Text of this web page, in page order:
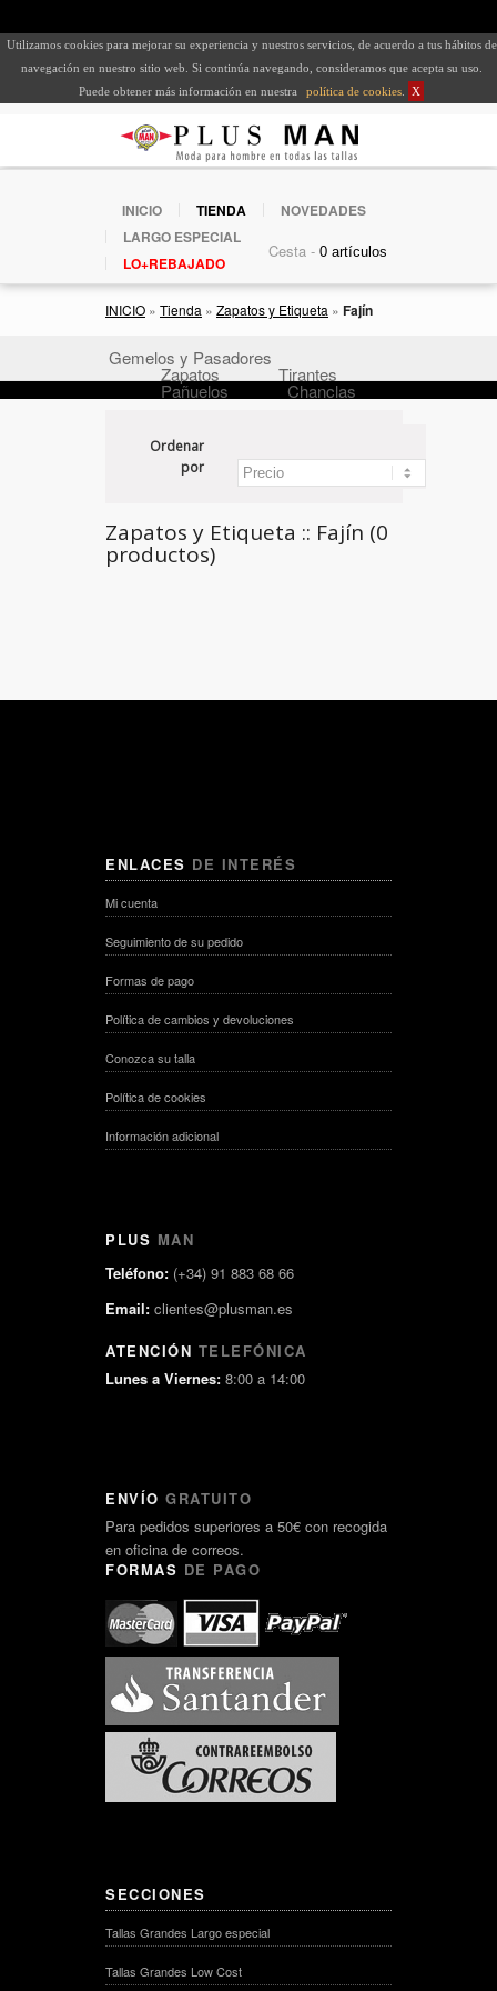
Utilizamos cookies para mejorar su experiencia y nuestros servicios, de acuerdo a tus hábitos de
navegación en nuestro sitio web. Si continúa navegando, consideramos que acepta su uso.
Puede obtener más información en nuestra
política de cookies X
INICIO TIENDA
NOVEDADES
LARGO ESPECIAL
LO+REBAJADO
Cesta -
INICIO » Tienda » Zapatos y Etiqueta » Fajín
Gemelos y Pasadores
Zapatos Tirantes
Pañuelos Chanclas
Ordenar
por
Zapatos y Etiqueta :: Fajín (0
productos)
ENLACES DE INTERÉS
Mi cuenta
Seguimiento de su pedido
Formas de pago
Política de cambios y devoluciones
Conozca su talla
Política de cookies
Información adicional
PLUS MAN
Teléfono: (+34) 91 883 68 66
Email: clientes@plusman.es
ATENCIÓN TELEFÓNICA
Lunes a Viernes: 8:00 a 14:00
ENVÍO GRATUITO
Para pedidos superiores a 50€ con recogida
en oficina de correos.
FORMAS DE PAGO
SECCIONES
Tallas Grandes Largo especial
Tallas Grandes Low Cost